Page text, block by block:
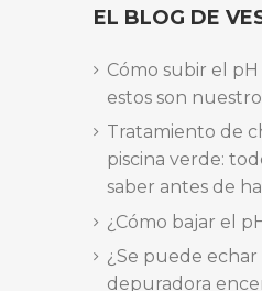
EL BLOG DE
Cómo subir el pH
estos son
Tratamiento de
piscina verde:
saber antes de
¿Cómo bajar el
¿Se puede
depuradora